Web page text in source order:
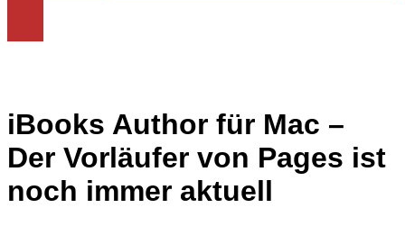
iBooks Author für Mac –
Der Vorläufer von Pages ist
noch immer aktuell